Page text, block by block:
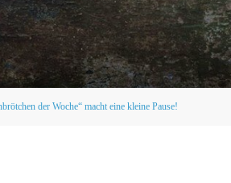
der Woche“ macht eine kleine Pause!